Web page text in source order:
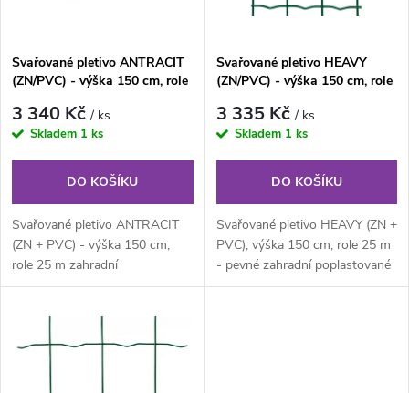
p
r
o
d
u
t
s
p
r
d
u
Svařované pletivo ANTRACIT
(ZN/PVC) - výška 150 cm, role
3 340 Kč/ ks
Skladem 1 ks
DO KOŠÍKU
Svařované pletivo ANTRACIT
(ZN + PVC) - výška 150 cm,
role 25 m zahradní
poplastované svařované pletivo
Svařované pletivo HEAVY
(ZN/PVC) - výška 150 cm, role
3 335 Kč/ ks
Skladem 1 ks
DO KOŠÍKU
Svařované pletivo HEAVY (ZN +
PVC), výška 150 cm, role 25 m
- pevné zahradní poplastované
svařované pletivo v rolích...